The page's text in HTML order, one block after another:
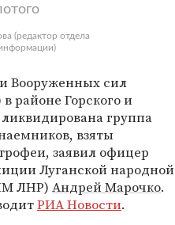
(редактор отдела
Вооруженных сил
районе Горского и
группа
взяты
заявил офицер
Луганской народной
ЛНР) Андрей Марочко.
РИА Новости.